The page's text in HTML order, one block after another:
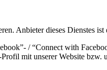
Anbieter dieses Dienstes
/ “Connect with
mit unserer Website